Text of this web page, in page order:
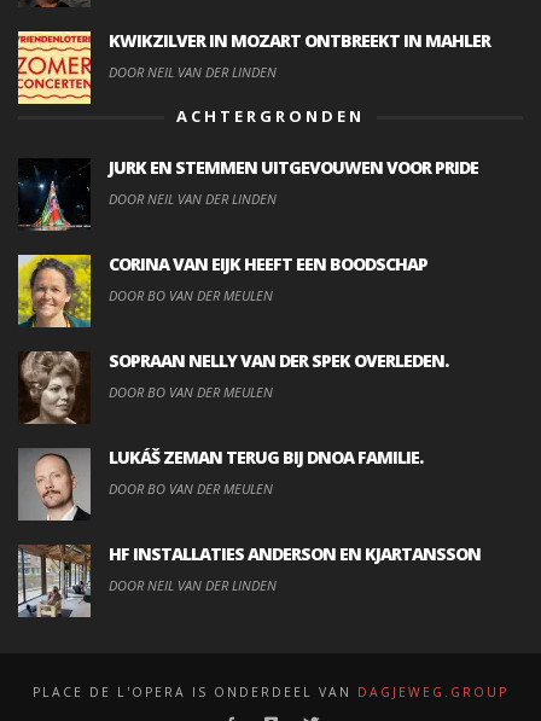
KWIKZILVER IN MOZART ONTBREEKT IN MAHLER
DOOR NEIL VAN DER LINDEN
ACHTERGRONDEN
JURK EN STEMMEN UITGEVOUWEN VOOR PRIDE
DOOR NEIL VAN DER LINDEN
CORINA VAN EIJK HEEFT EEN BOODSCHAP
DOOR BO VAN DER MEULEN
SOPRAAN NELLY VAN DER SPEK OVERLEDEN.
DOOR BO VAN DER MEULEN
LUKÁŠ ZEMAN TERUG BIJ DNOA FAMILIE.
DOOR BO VAN DER MEULEN
HF INSTALLATIES ANDERSON EN KJARTANSSON
DOOR NEIL VAN DER LINDEN
PLACE DE L'OPERA IS ONDERDEEL VAN DAGJEWEG.GROUP